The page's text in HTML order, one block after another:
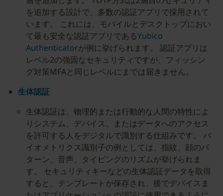
を追加する設計で、多数の認証アプリで採用されて
います。 これには、モバイルとデスクトップにおい
て最も安全な認証アプリであるYubico
Authenticatorが例に挙げられます。 認証アプリは
レベル2の強固なセキュリティですが、フィッシン
グ対策MFAと同じレベルにまでは届きません。
生体認証
生体認証は、物理的または行動的な人間の特性によ
りシステム、デバイス、またはデータへのアクセス
を許可する人をデジタルで識別する仕組みです。 バ
イオメトリクス識別子の例としては、指紋、顔のパ
ターン、音声、タイピングのリズムが挙げられま
す。 セキュリティキーなどの生体認証データを取得
すると、テンプレートが保存され、後でデバイスま